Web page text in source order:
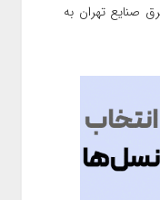
صنایع تهران به